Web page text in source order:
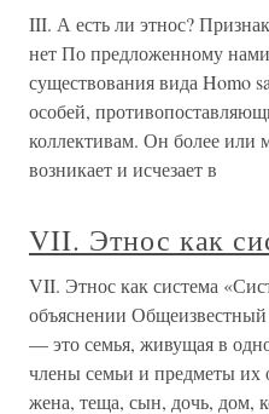
III. А есть ли этнос?
нет По предложенному
существования вида Homo
особей,
коллективам. Он более или
возникает и исчезает в
VII. Этнос как
VII. Этнос как система
объяснении
— это семья, живущая в
члены семьи и предметы их
жена, теща, сын, дочь, дом,